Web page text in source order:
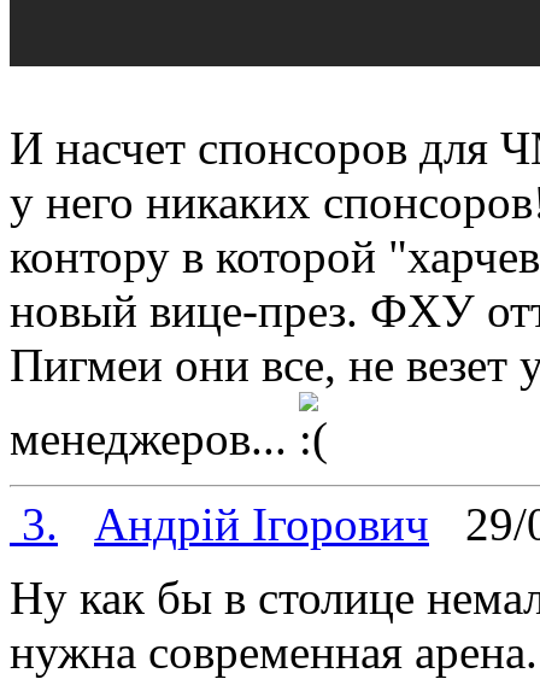
И насчет спонсоров для
у него никаких
контору в которой
новый вице-през. ФХУ
Пигмеи они все, не
менеджеров...
3.
Андрій Ігорович 29/
Ну как бы в столице
нужна современная